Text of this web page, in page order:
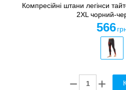
Компресійні штани легінси
2XL чорний-
566